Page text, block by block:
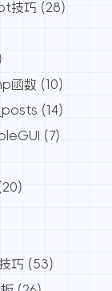
技巧 (28)
函数 (10)
(14)
(7)
巧 (53)